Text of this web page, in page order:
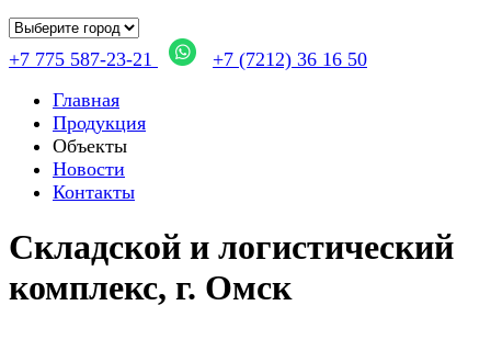
+7 775 587-23-21
+7 (7212) 36 16 50
Главная
Продукция
Объекты
Новости
Контакты
Складской и логистический
комплекс, г. Омск